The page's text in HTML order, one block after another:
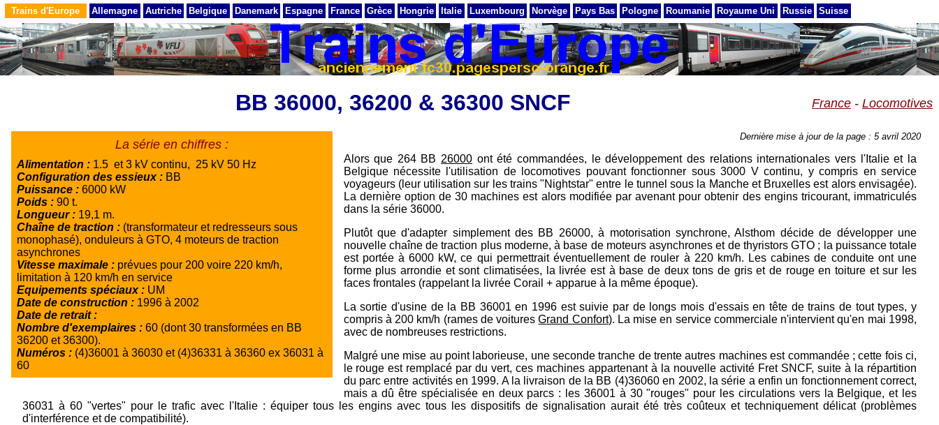
Trains d'Europe Allemagne Autriche Belgique Danemark Espagne France Grèce Hongrie Italie Luxembourg Norvège Pays Bas Pologne Roumanie Royaume Uni Russie Suisse
BB 36000, 36200 & 36300 SNCF France - Locomotives
La série en chiffres :
Alimentation : 1.5 et 3 kV continu, 25 kV 50 Hz
Configuration des essieux : BB
Puissance : 6000 kW
Poids : 90 t.
Longueur : 19,1 m.
Chaîne de traction : (transformateur et redresseurs sous
monophasé), onduleurs à GTO, 4 moteurs de traction
asynchrones
Vitesse maximale : prévues pour 200 voire 220 km/h,
limitation à 120 km/h en service
Equipements spéciaux : UM
Date de construction : 1996 à 2002
Date de retrait :
Nombre d'exemplaires : 60 (dont 30 transformées en BB
36200 et 36300).
Numéros : (4)36001 à 36030 et (4)36331 à 36360 ex 36031 à
60
Dernière mise à jour de la page : 5 avril 2020
Alors que 264 BB 26000 ont été commandées, le développement des relations internationales vers l'Italie et la
Belgique nécessite l'utilisation de locomotives pouvant fonctionner sous 3000 V continu, y compris en service
voyageurs (leur utilisation sur les trains "Nightstar" entre le tunnel sous la Manche et Bruxelles est alors envisagée).
La dernière option de 30 machines est alors modifiée par avenant pour obtenir des engins tricourant, immatriculés
dans la série 36000.
Plutôt que d'adapter simplement des BB 26000, à motorisation synchrone, Alsthom décide de développer une
nouvelle chaîne de traction plus moderne, à base de moteurs asynchrones et de thyristors GTO ; la puissance totale
est portée à 6000 kW, ce qui permettrait éventuellement de rouler à 220 km/h. Les cabines de conduite ont une
forme plus arrondie et sont climatisées, la livrée est à base de deux tons de gris et de rouge en toiture et sur les
faces frontales (rappelant la livrée Corail + apparue à la même époque).
La sortie d'usine de la BB 36001 en 1996 est suivie par de longs mois d'essais en tête de trains de tout types, y
compris à 200 km/h (rames de voituresGrand Confort). La mise en service commerciale n'intervient qu'en mai 1998,
avec de nombreuses restrictions.
Malgré une mise au point laborieuse, une seconde tranche de trente autres machines est commandée ; cette fois ci,
le rouge est remplacé par du vert, ces machines appartenant à la nouvelle activité Fret SNCF, suite à la répartition
du parc entre activités en 1999. A la livraison de la BB (4)36060 en 2002, la série a enfin un fonctionnement correct,
mais a dû être spécialisée en deux parcs : les 36001 à 30 "rouges" pour les circulations vers la Belgique, et les
36031 à 60 "vertes" pour le trafic avec l'Italie : équiper tous les engins avec tous les dispositifs de signalisation aurait été très coûteux et techniquement délicat (problèmes
d'interférence et de compatibilité).